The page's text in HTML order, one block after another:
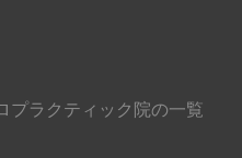
プラクティック院の一覧